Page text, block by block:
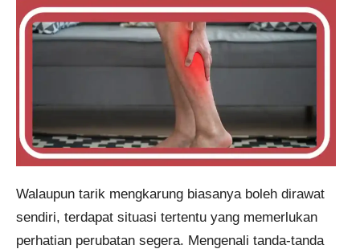
Walaupun tarik mengkarung biasanya boleh dirawat
sendiri, terdapat situasi tertentu yang memerlukan
perhatian perubatan segera. Mengenali tanda-tanda